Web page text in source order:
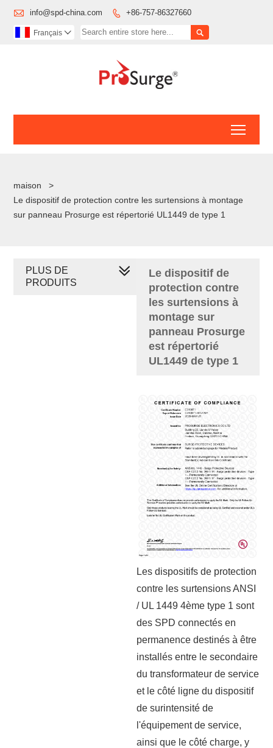
 info@spd-china.com  +86-757-86327660

Français 
maison
>
Le dispositif de protection contre les surtensions à montage
sur panneau Prosurge est répertorié UL1449 de type 1
Le dispositif de
protection contre
les surtensions à
montage sur
panneau Prosurge
est répertorié
UL1449 de type 1
Les dispositifs de protection
contre les surtensions ANSI
/ UL 1449 4ème type 1 sont
des SPD connectés en
permanence destinés à être
installés entre le secondaire
du transformateur de service
et le côté ligne du dispositif
de surintensité de
l'équipement de service,
ainsi que le côté charge, y
PLUS DE
PRODUITS